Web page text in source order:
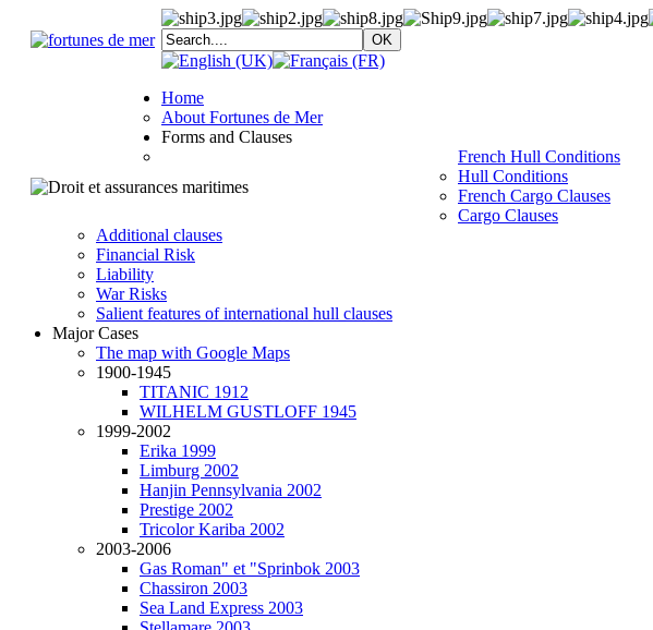
Home
About Fortunes de Mer
Forms and Clauses
French Hull Conditions
Hull Conditions
French Cargo Clauses
Cargo Clauses
Additional clauses
Financial Risk
Liability
War Risks
Salient features of international hull clauses
Major Cases
The map with Google Maps
1900-1945
TITANIC 1912
WILHELM GUSTLOFF 1945
1999-2002
Erika 1999
Limburg 2002
Hanjin Pennsylvania 2002
Prestige 2002
Tricolor Kariba 2002
2003-2006
Gas Roman" et "Sprinbok 2003
Chassiron 2003
Sea Land Express 2003